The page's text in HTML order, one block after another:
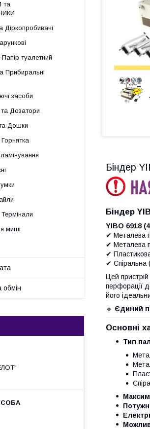
Біндер
Біндер
YIBO 6918
✔ Металева
✔ Металева
✔
✔ Спіральна
Цей пристрій
перфорації
його
🔹 Єдиний
Основні
Тип
та
Діркопробивачі
туалетний
Прибиральні
засоби
та Дозатори
Дошки
миші
обмін